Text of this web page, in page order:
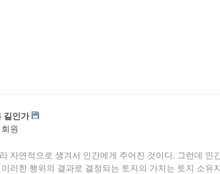
길인가
원
자연적으로 생겨서 인간에게 주어진 것이다. 그런데 인
러한 행위의 결과로 결정되는 토지의 가치는 토지 소유